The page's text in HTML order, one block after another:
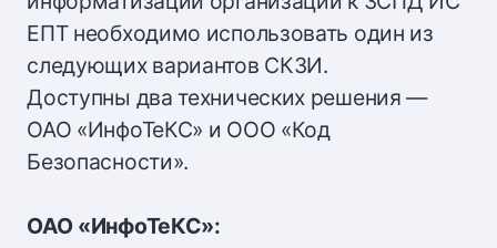
ЕПТ необходимо использовать один из
следующих вариантов СКЗИ.
Доступны два технических решения —
ОАО «ИнфоТеКС» и ООО «Код
Безопасности».
ОАО «ИнфоТеКС»: